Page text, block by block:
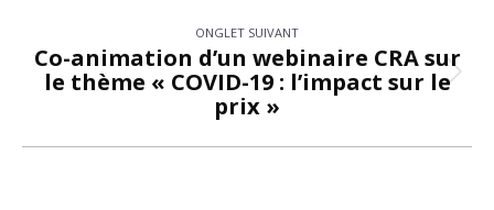
ONGLET SUIVANT
Onglet
suivant
Co-animation d’un webinaire CRA sur
le thème « COVID-19 : l’impact sur le
prix »